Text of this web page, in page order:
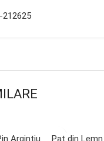
212625
Argintiu Pat din